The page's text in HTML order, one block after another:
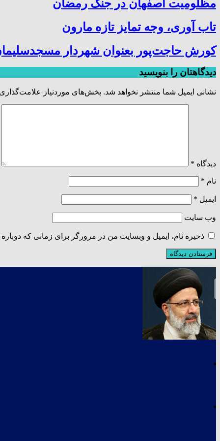
مظلومیت اصفهان در جنگ رمضان
تاب آوری، وجه تمایز تازه مارون
کورش حاجت‌پور بعنوان شهردار
دیدگاهتان را بنویسید
نشانی ایمیل شما منتشر نخواهد شد. بخش‌های موردنیاز
دیدگاه *
نام *
ایمیل *
وب‌ سایت
ذخیره نام، ایمیل و وبسایت من در مرورگر برای زمانی که